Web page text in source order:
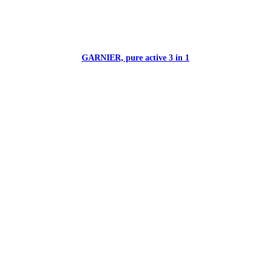
GARNIER, pure active 3 in 1